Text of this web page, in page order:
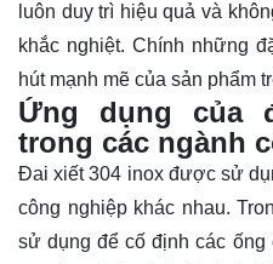
luôn duy trì hiệu quả và
khắc nghiệt. Chính những
hút mạnh mẽ của sản phẩm
Ứng dụng của
trong các ngành
Đai xiết 304 inox được sử
công nghiệp khác nhau.
sử dụng để cố định các